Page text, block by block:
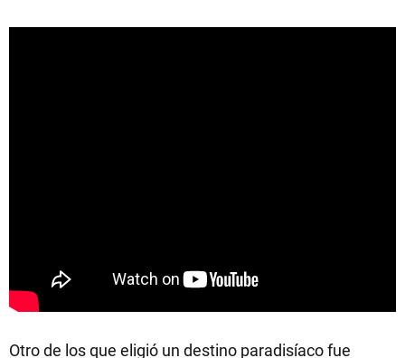
Otro de los que eligió un destino paradisíaco fue